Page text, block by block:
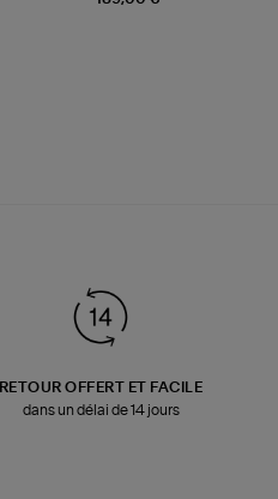
RETOUR OFFERT ET FACILE
dans un délai de 14 jours